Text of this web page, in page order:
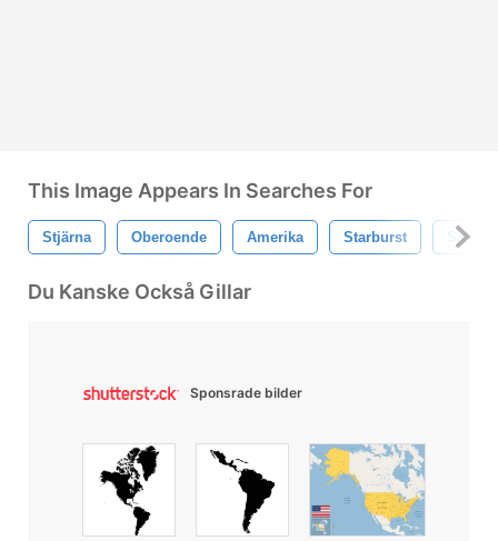
This Image Appears In Searches For
Stjärna Oberoende Amerika Starburst
Du Kanske Också Gillar
Sponsrade bilder